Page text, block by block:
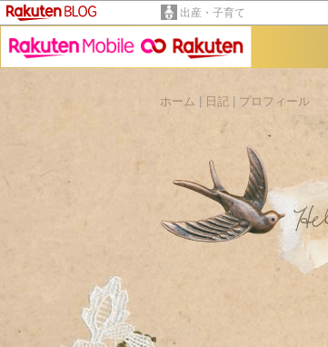
出産・子育て
ホーム
日記 プロフィール